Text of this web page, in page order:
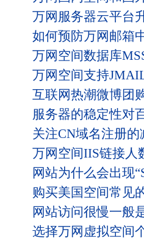
万网服务器云平台
如何预防万网邮箱
万网空间数据库
万网空间支持
互联网热潮微博团
服务器的稳定性对
关注CN域名注册
万网空间IIS链接人
网站为什么会出现
购买美国空间常见
网站访问很慢一般
选择万网虚拟空间